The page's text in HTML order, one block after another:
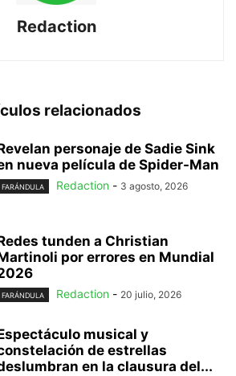
Redaction
relacionados
personaje de Sadie Sink
nueva película de Spider-Man
FARÁNDULA Redaction - 3 agosto, 2026
tunden a Christian
por errores en Mundial
FARÁNDULA Redaction - 20 julio, 2026
musical y
de estrellas
en la clausura del...